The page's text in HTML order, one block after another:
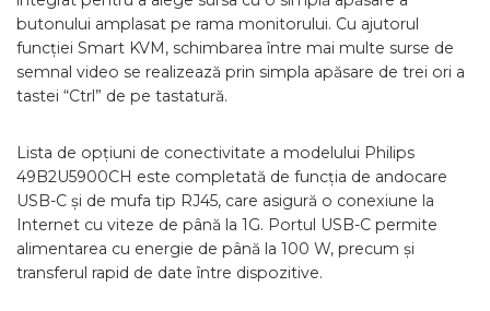
butonului amplasat pe rama monitorului. Cu ajutorul
funcției Smart KVM, schimbarea între mai multe surse de
semnal video se realizează prin simpla apăsare de trei ori a
tastei “Ctrl” de pe tastatură.
Lista de opțiuni de conectivitate a modelului Philips
49B2U5900CH este completată de funcția de andocare
USB-C și de mufa tip RJ45, care asigură o conexiune la
Internet cu viteze de până la 1G. Portul USB-C permite
alimentarea cu energie de până la 100 W, precum și
transferul rapid de date între dispozitive.